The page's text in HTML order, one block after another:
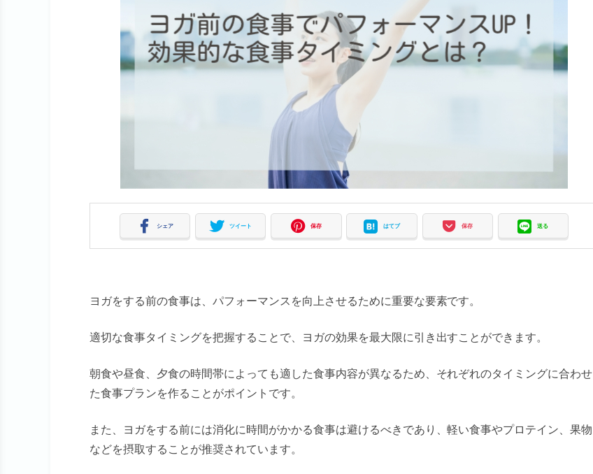
シェア ツイート 保存 はてブ 保存 送る
ヨガをする前の食事は、パフォーマンスを向上させるために重要な要素です。
適切な食事タイミングを把握することで、ヨガの効果を最大限に引き出すことができます。
朝食や昼食、夕食の時間帯によっても適した食事内容が異なるため、それぞれのタイミングに合わせ
た食事プランを作ることがポイントです。
また、ヨガをする前には消化に時間がかかる食事は避けるべきであり、軽い食事やプロテイン、果物
などを摂取することが推奨されています。